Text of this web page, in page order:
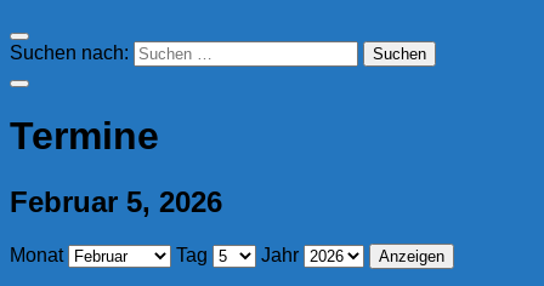
Suchen nach:
Termine
Februar 5, 2026
Monat Tag Jahr